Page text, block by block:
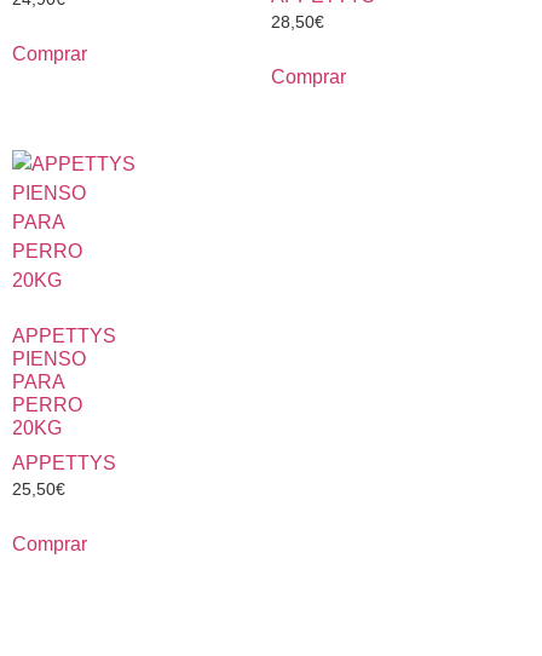
Comprar
28,50€
Comprar
APPETTYS
PIENSO
PARA
PERRO
20KG
APPETTYS
25,50€
Comprar